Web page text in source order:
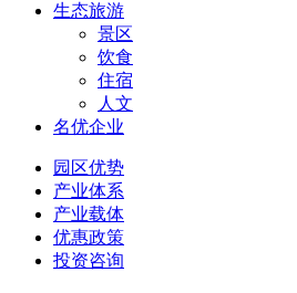
生态旅游
景区
饮食
住宿
人文
名优企业
园区优势
产业体系
产业载体
优惠政策
投资咨询